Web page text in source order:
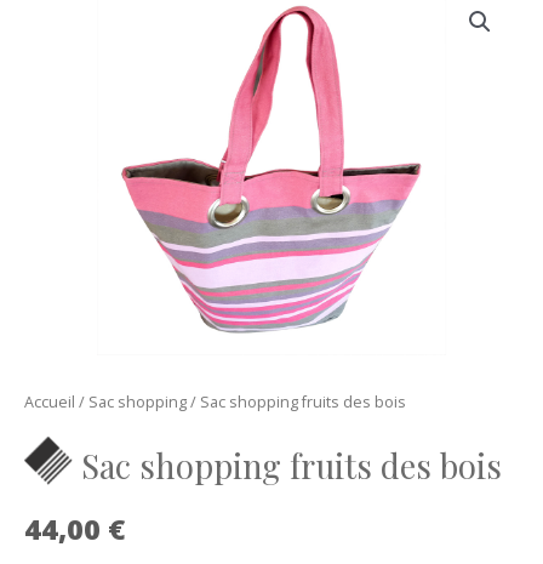
Accueil / Sac shopping/ Sac shopping fruits des bois
Sac shopping fruits des bois
44,00 €